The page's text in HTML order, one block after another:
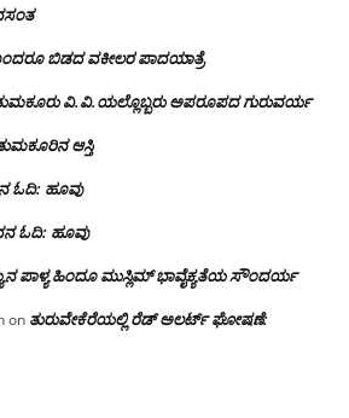
ಬಿಡದ ವಕೀಲರ ಪಾದಯಾತ್ರೆ
ವಿ.ವಿ.ಯಲ್ಲೊಬ್ಬರು ಅಪರೂಪದ ಗುರುವರ್ಯ
ಆಸ್ತಿ
ಓದಿ: ಹೂವು
ಓದಿ: ಹೂವು
ಪಾಳ್ಯ ಹಿಂದೂ ಮುಸ್ಲಿಮ್ ಭಾವೈಕ್ಯತೆಯ ಸೌಂದರ್ಯ
on ತುರುವೇಕೆರೆಯಲ್ಲಿ ರೆಡ್ ಅಲರ್ಟ್ ಘೋಷಣೆ: